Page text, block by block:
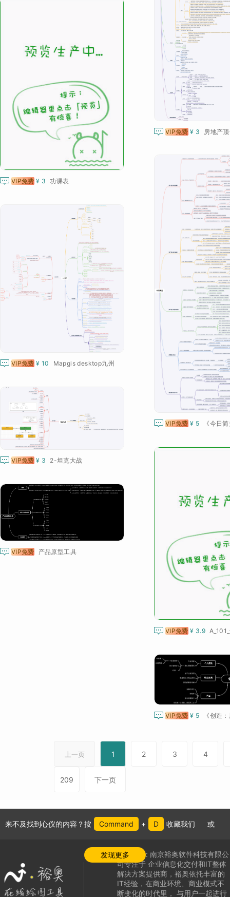
 VIP免费 ¥ 3
 VIP免费 ¥ 3 功课表
 VIP免费 ¥ 5 《今日
 VIP免费 ¥ 10 Mapgis desktop九州
 VIP免费 ¥ 3 2-坦克大战
 VIP免费 ¥ 3.9
 VIP免费 产品原型工具
 VIP免费 ¥ 5
上一页 1 2 3 4
209 下一页
来不及找到心仪的内容？按 Command + D 收藏我们 或
发现更多公司介绍:南京裕奥软件科技有限公
司专注于 企业信息化交付和IT整体
解决方案提供商，裕奥依托丰富的
IT经验，在商业环境、商业模式不
断变化的时代里，
与用户一起进行